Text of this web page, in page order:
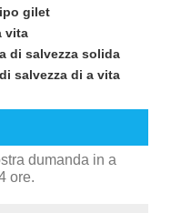
gilet
vita
di salvezza solida
salvezza di a vita
dumanda in a
ore.